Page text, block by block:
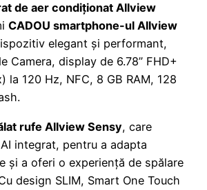
de aer condiționat Allview
CADOU smartphone-ul Allview
elegant și performant,
Camera, display de 6.78” FHD+
la 120 Hz, NFC, 8 GB RAM, 128
rufe Allview Sensy, care
integrat, pentru a adapta
și a oferi o experiență de spălare
design SLIM, Smart One Touch